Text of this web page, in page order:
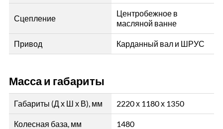
Сцепление
Центробежное в
масляной ванне
Привод Карданный вал и ШРУС
Масса и габариты
Габариты (Д х Ш х В), мм 2220 х 1180 х 1350
Колесная база, мм 1480